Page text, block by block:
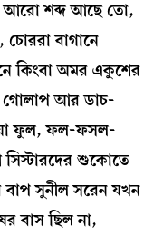
আরো শব্দ আছে তো,
বাগানে
কিংবা অমর একুশের
গোলাপ আর ডাচ-
ফুল, ফল-ফসল-
শুকোতে
বাপ সুনীল সরেন যখন
বাস ছিল না,